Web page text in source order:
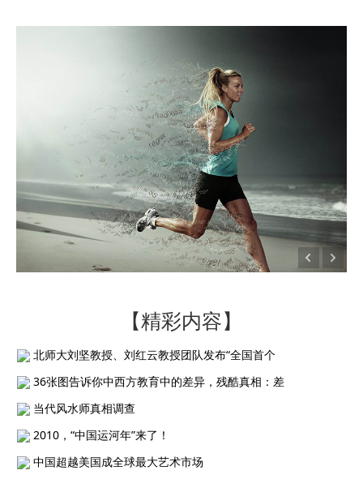
【精彩内容】
北师大刘坚教授、刘红云教授团队发布“全国首个
36张图告诉你中西方教育中的差异，残酷真相：差
当代风水师真相调查
2010，“中国运河年”来了！
中国超越美国成全球最大艺术市场